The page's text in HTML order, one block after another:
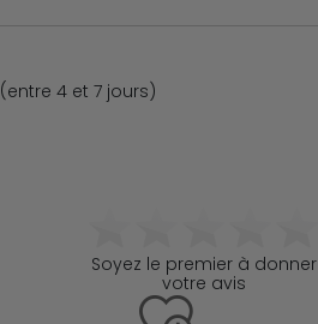
(entre 4 et 7 jours)
Soyez le premier à donner
votre avis